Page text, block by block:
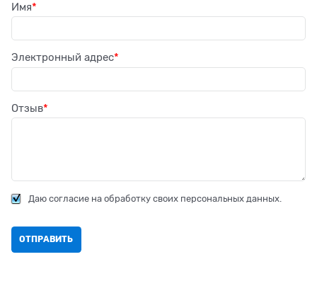
Имя
Электронный адрес
Отзыв
Даю согласие на обработку своих персональных данных.